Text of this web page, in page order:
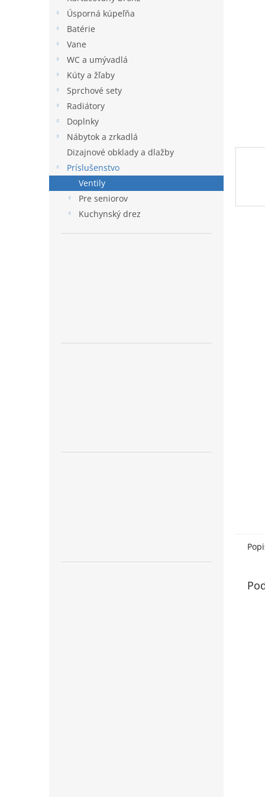
Úsporná kúpeľňa
Batérie
Vane
WC a umývadlá
Kúty a žľaby
Sprchové sety
Radiátory
Doplnky
Nábytok a zrkadlá
Dizajnové obklady a dlažby
Príslušenstvo
Ventily
Pre seniorov
Kuchynský drez